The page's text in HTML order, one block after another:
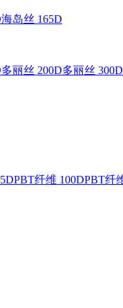
海岛丝 165D
多丽丝 200D多丽丝 300D
PBT纤维 100DPBT纤